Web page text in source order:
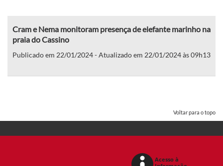
Cram e Nema monitoram presença de elefante marinho na
praia do Cassino
Publicado em 22/01/2024 - Atualizado em 22/01/2024 às 09h13
Voltar para o topo